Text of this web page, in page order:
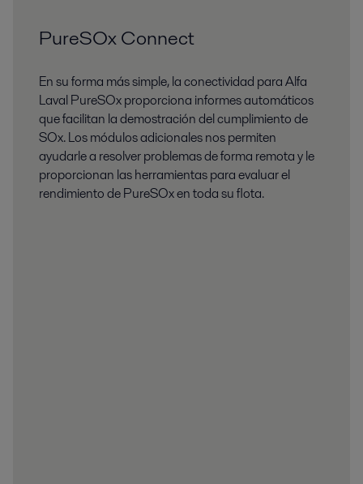
PureSOx Connect
En su forma más simple, la conectividad para Alfa
Laval PureSOx proporciona informes automáticos
que facilitan la demostración del cumplimiento de
SOx. Los módulos adicionales nos permiten
ayudarle a resolver problemas de forma remota y le
proporcionan las herramientas para evaluar el
rendimiento de PureSOx en toda su flota.